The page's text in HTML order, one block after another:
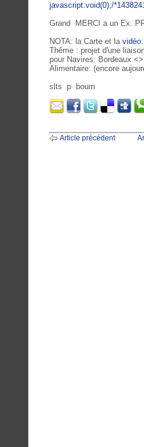
javascript:void(0);/
Grand MERCI a un Ex.
NOTA: la Carte et la vidéo
Thême : projet d'une
pour Navires: Bordeaux
Alimentaire: (encore
slts p boum
Article précédent